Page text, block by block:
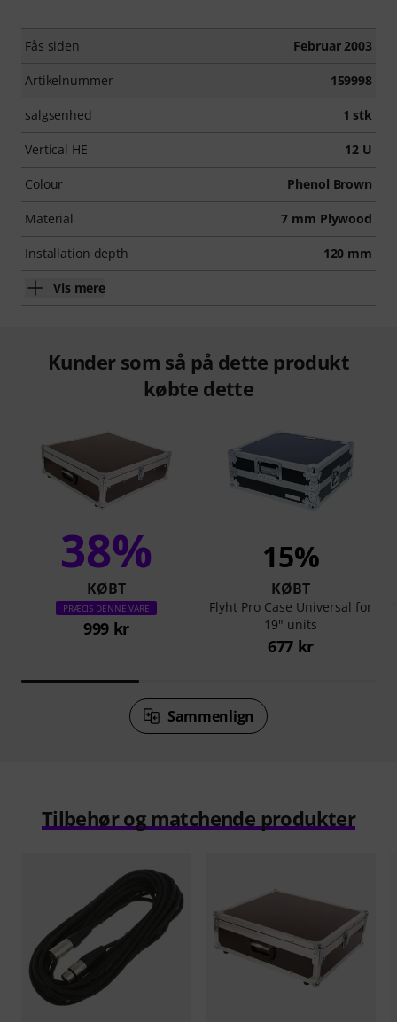
Fås siden Februar 2003
Artikelnummer 159998
salgsenhed 1 stk
Vertical HE 12 U
Colour Phenol Brown
Material 7 mm Plywood
Installation depth 120 mm
Vis mere
Kunder som så på dette produkt
købte dette
38%
KØBT
PRÆCIS DENNE VARE
999 kr
15%
KØBT
Flyht Pro Case Universal for
19" units
677 kr
Sammenlign
Tilbehør og matchende produkter